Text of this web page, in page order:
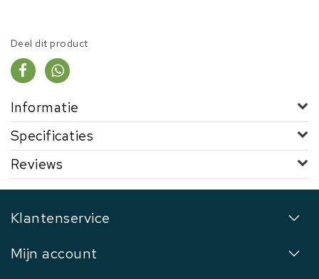
Deel dit product
Informatie
Specificaties
Reviews
Klantenservice
Mijn account